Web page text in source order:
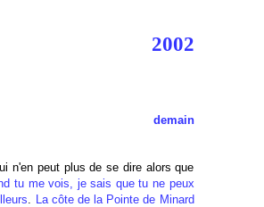
2002
demain
n'en peut plus de se dire alors que
tu me vois, je sais que tu ne peux
. La côte de la Pointe de Minard